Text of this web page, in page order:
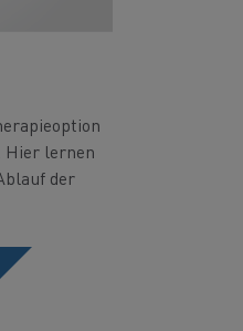
Hier lernen
der